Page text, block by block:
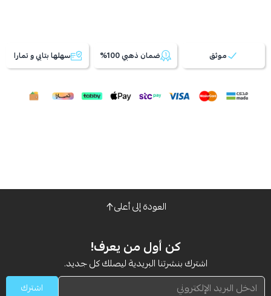
موثق ضمان ذهبي 100% سهلها بتابي و تمارا
العودة إلى أعلى
كن أول من يعرف!
اشترك بنشرتنا البريدية ليصلك كل جديد.
اشترك